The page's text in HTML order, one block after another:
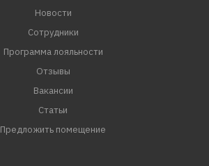
Новости
Сотрудники
Программа лояльности
Отзывы
Вакансии
Статьи
Предложить помещение